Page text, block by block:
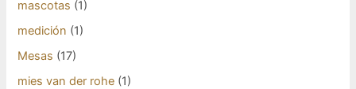
mascotas (1)
medición (1)
Mesas (17)
mies van der rohe (1)